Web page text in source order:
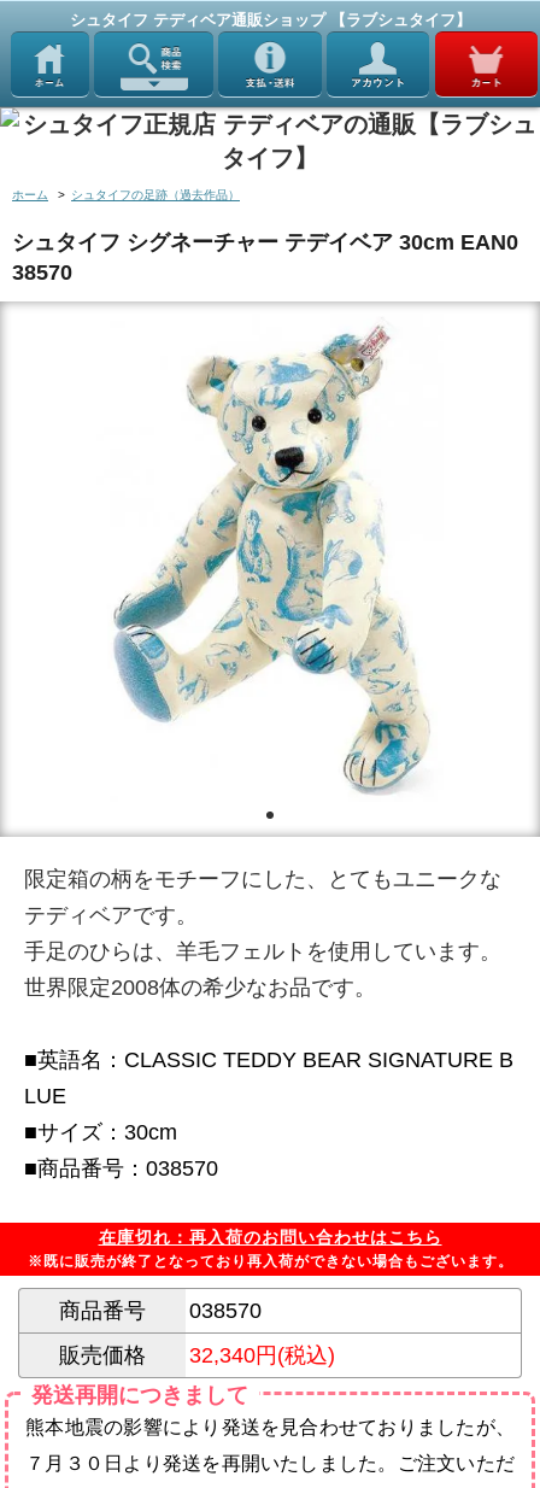
シュタイフ テディベア通販ショップ 【ラブシュタイフ】
ホーム > シュタイフの足跡（過去作品）
シュタイフ シグネーチャー テデイベア 30cm EAN0
38570
限定箱の柄をモチーフにした、とてもユニークな
テディベアです。
手足のひらは、羊毛フェルトを使用しています。
世界限定2008体の希少なお品です。
■英語名：CLASSIC TEDDY BEAR SIGNATURE B
LUE
■サイズ：30cm
■商品番号：038570
在庫切れ：再入荷のお問い合わせはこちら
※既に販売が終了となっており再入荷ができない場合もございます。
商品番号
038570
販売価格
32,340円(税込)
発送再開につきまして
熊本地震の影響により発送を見合わせておりましたが、
７月３０日より発送を再開いたしました。ご注文いただ